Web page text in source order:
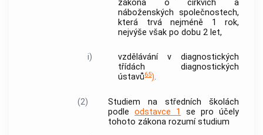
zákona o církvích a
náboženských společnostech,
která trvá nejméně 1 rok,
nejvýše však po dobu 2 let,
i)
vzdělávání v diagnostických
třídách diagnostických
ústavů65).
(2)
Studiem na středních školách
podleodstavce 1
se pro účely
tohoto zákona rozumí studium